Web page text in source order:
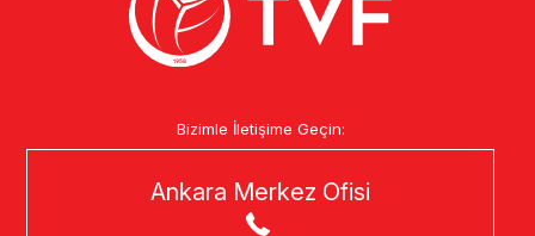
Bizimle İletişime Geçin:
Ankara Merkez Ofisi